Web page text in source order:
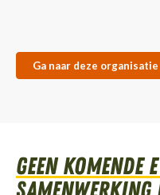
Ga naar deze organisatie
Geen komende